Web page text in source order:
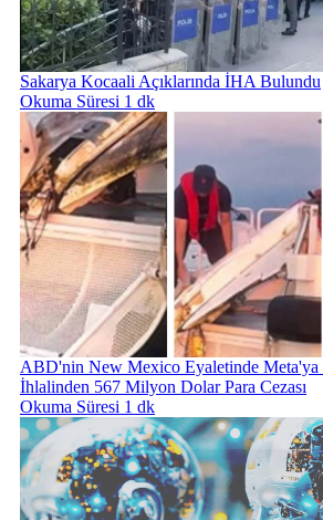
Sakarya Kocaali Açıklarında İHA Bulundu
Okuma Süresi 1 dk
ABD'nin New Mexico Eyaletinde
İhlalinden 567 Milyon Dolar Para Cezası
Okuma Süresi 1 dk